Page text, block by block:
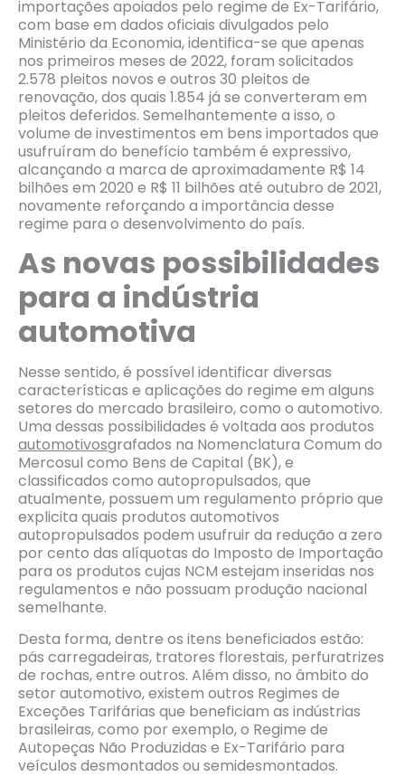
importações apoiados pelo regime de Ex-Tarifário,
com base em dados oficiais divulgados pelo
Ministério da Economia, identifica-se que apenas
nos primeiros meses de 2022, foram solicitados
2.578 pleitos novos e outros 30 pleitos de
renovação, dos quais 1.854 já se converteram em
pleitos deferidos. Semelhantemente a isso, o
volume de investimentos em bens importados que
usufruíram do benefício também é expressivo,
alcançando a marca de aproximadamente R$ 14
bilhões em 2020 e R$ 11 bilhões até outubro de 2021,
novamente reforçando a importância desse
regime para o desenvolvimento do país.
As novas possibilidades
para a indústria
automotiva
Nesse sentido, é possível identificar diversas
características e aplicações do regime em alguns
setores do mercado brasileiro, como o automotivo.
Uma dessas possibilidades é voltada aos produtos
automotivosgrafados na Nomenclatura Comum do
Mercosul como Bens de Capital (BK), e
classificados como autopropulsados, que
atualmente, possuem um regulamento próprio que
explicita quais produtos automotivos
autopropulsados podem usufruir da redução a zero
por cento das alíquotas do Imposto de Importação
para os produtos cujas NCM estejam inseridas nos
regulamentos e não possuam produção nacional
semelhante.
Desta forma, dentre os itens beneficiados estão:
pás carregadeiras, tratores florestais, perfuratrizes
de rochas, entre outros. Além disso, no âmbito do
setor automotivo, existem outros Regimes de
Exceções Tarifárias que beneficiam as indústrias
brasileiras, como por exemplo, o Regime de
Autopeças Não Produzidas e Ex-Tarifário para
veículos desmontados ou semidesmontados.